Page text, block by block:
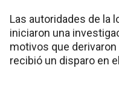
Las autoridades de la
iniciaron una
motivos que
recibió un disparo en